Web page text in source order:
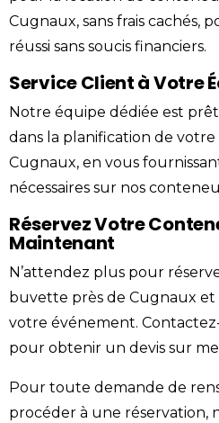
Cugnaux, sans frais cachés,
réussi sans soucis financiers.
Service Client à Votre
Notre équipe dédiée est
dans la planification de
Cugnaux, en vous
nécessaires sur nos
Réservez Votre
Maintenant
N’attendez plus pour
buvette près de Cugnaux et
votre événement.
pour obtenir un devis sur
Pour toute demande de
procéder à une réservation,